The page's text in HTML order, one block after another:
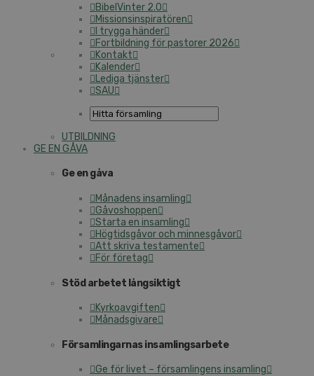
BibelVinter 2.0
Missionsinspiratören
I trygga händer
Fortbildning för pastorer 2026
Kontakt
Kalender
Lediga tjänster
SAU
UTBILDNING
GE EN GÅVA
Ge en gåva
Månadens insamling
Gåvoshoppen
Starta en insamling
Högtidsgåvor och minnesgåvor
Att skriva testamente
För företag
Stöd arbetet långsiktigt
Kyrkoavgiften
Månadsgivare
Församlingarnas insamlingsarbete
Ge för livet – församlingens insamling